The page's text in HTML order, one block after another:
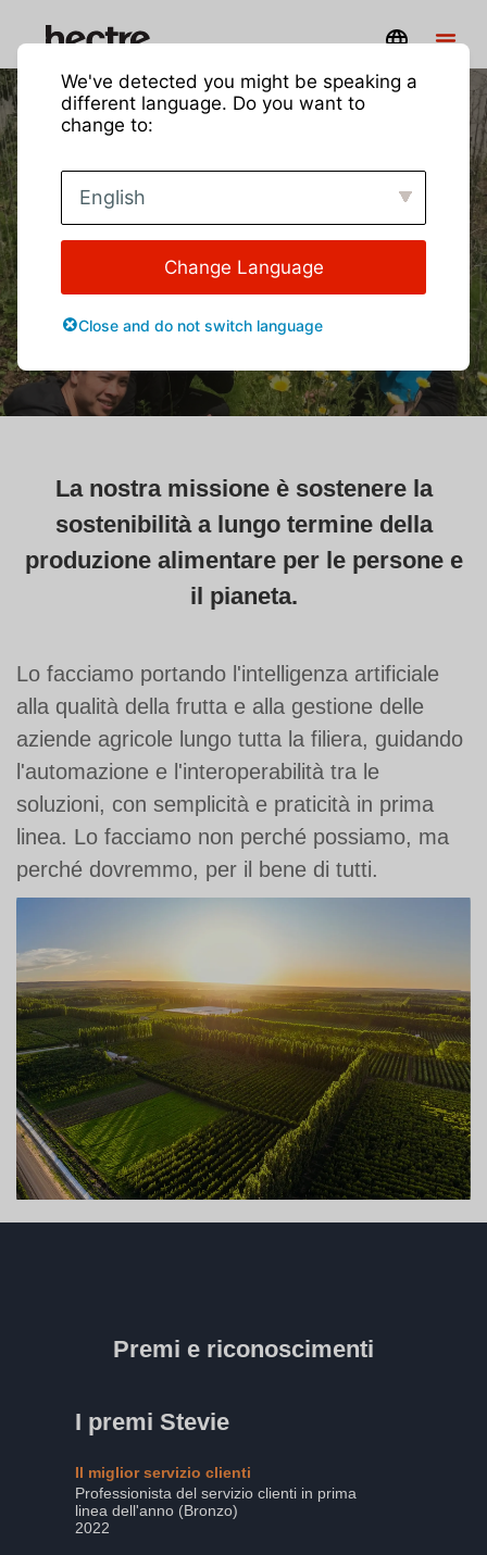
E aiuta a nutrire il mondo
La nostra missione è sostenere la
sostenibilità a lungo termine della
produzione alimentare per le persone e
il pianeta.
Lo facciamo portando l'intelligenza artificiale
alla qualità della frutta e alla gestione delle
aziende agricole lungo tutta la filiera, guidando
l'automazione e l'interoperabilità tra le
soluzioni, con semplicità e praticità in prima
linea. Lo facciamo non perché possiamo, ma
perché dovremmo, per il bene di tutti.
Premi e riconoscimenti
I premi Stevie
Il miglior servizio clienti
Professionista del servizio clienti in prima
linea dell'anno (Bronzo)
2022
We've detected you might be speaking a
different language. Do you want to
change to:
English
Change Language
Close and do not switch language